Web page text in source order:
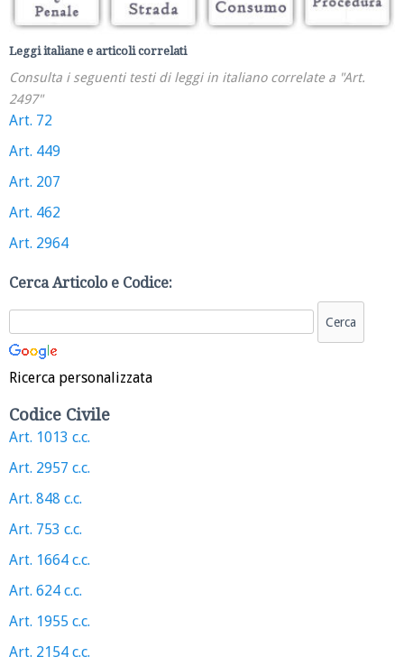
Leggi italiane e articoli correlati
Consulta i seguenti testi di leggi in italiano correlate a "Art.
2497"
Art. 72
Art. 449
Art. 207
Art. 462
Art. 2964
Cerca Articolo e Codice:
Ricerca personalizzata
Codice Civile
Art. 1013 c.c.
Art. 2957 c.c.
Art. 848 c.c.
Art. 753 c.c.
Art. 1664 c.c.
Art. 624 c.c.
Art. 1955 c.c.
Art. 2154 c.c.